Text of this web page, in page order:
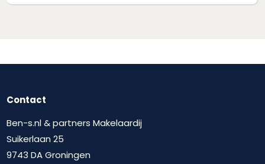
Contact
Ben-s.nl & partners Makelaardij
Suikerlaan 25
9743 DA Groningen